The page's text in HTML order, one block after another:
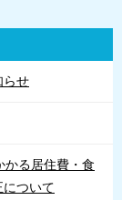
らせ
かる居住費・食
ついて